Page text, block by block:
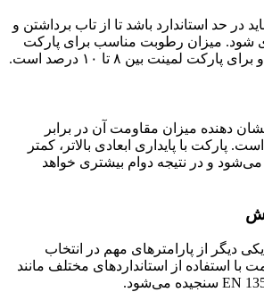
در حد استاندارد باشد تا از تاب برداشتن و
شود. میزان رطوبت مناسب برای پارکت
دهنده میزان مقاومت آن در برابر
پارکت با پایداری ابعادی بالاتر، کمتر
و در نتیجه دوام بیشتری خواهد
دیگر از پارامترهای مهم در انتخاب
استفاده از استانداردهای مختلف مانند